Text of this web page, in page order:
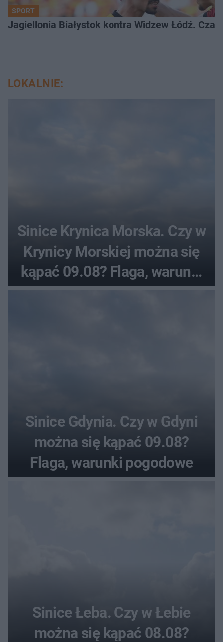
SPORT
Jagiellonia Białystok kontra Widzew Łódź.
LOKALNIE:
Sinice Krynica Morska. Czy w
Krynicy Morskiej można się
kąpać 09.08? Flaga, warunki
pogodowe
Sinice Gdynia. Czy w Gdyni
można się kąpać 09.08?
Flaga, warunki pogodowe
Sinice Łeba. Czy w Łebie
można się kąpać 08.08?